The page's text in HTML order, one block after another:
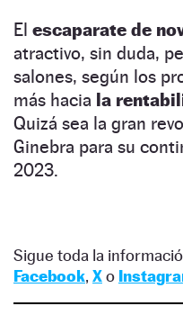
El escaparate de
atractivo, sin duda,
salones, según los
más hacia la
Quizá sea la gran
Ginebra para su
2023.
Sigue toda la
Facebook, Xo